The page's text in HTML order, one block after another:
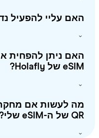
עליי להפעיל נדידת
ניתן להפחית את
לעשות אם מחקתי או